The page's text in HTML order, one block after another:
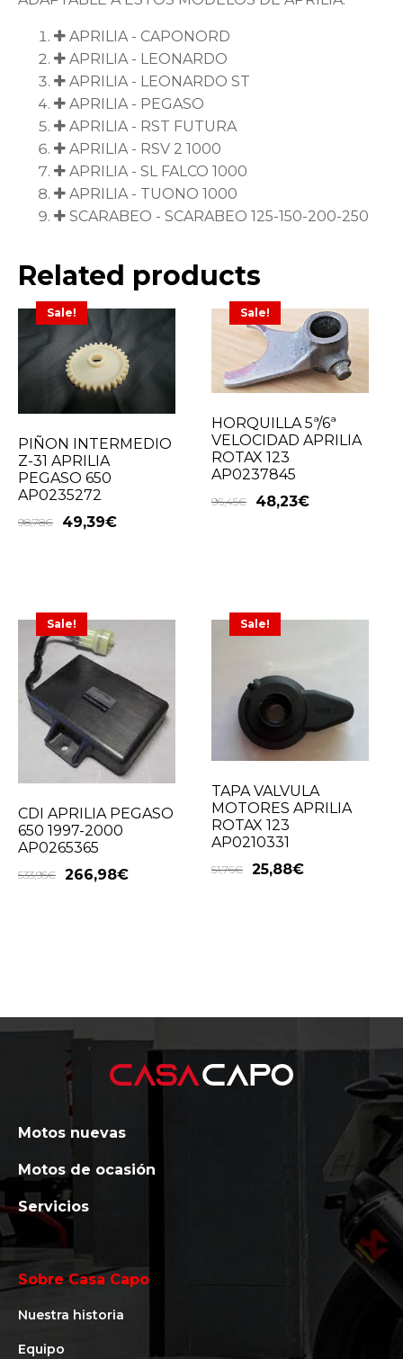
APRILIA - CAPONORD
APRILIA - LEONARDO
APRILIA - LEONARDO ST
APRILIA - PEGASO
APRILIA - RST FUTURA
APRILIA - RSV 2 1000
APRILIA - SL FALCO 1000
APRILIA - TUONO 1000
SCARABEO - SCARABEO 125-150-200-250
Related products
Sale!
PIÑON INTERMEDIO
Z-31 APRILIA
PEGASO 650
AP0235272
98,78€ 49,39€
Sale!
HORQUILLA 5ª/6ª
VELOCIDAD APRILIA
ROTAX 123
AP0237845
96,45€ 48,23€
Sale!
CDI APRILIA PEGASO
650 1997-2000
AP0265365
533,95€ 266,98€
Sale!
TAPA VALVULA
MOTORES APRILIA
ROTAX 123
AP0210331
51,76€ 25,88€
Motos nuevas
Motos de ocasión
Servicios
Sobre Casa Capo
Nuestra historia
Equipo